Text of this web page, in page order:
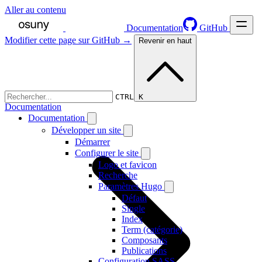
Aller au contenu
Documentation
GitHub
CTRL K
Documentation
Développer un site
Démarrer
Configurer le site
Logo et favicon
Recherche
Paramètres Hugo
Défaut
Single
Index
Term (catégorie)
Composants
Publications
Modifier cette page sur GitHub → Revenir en haut
Documentation